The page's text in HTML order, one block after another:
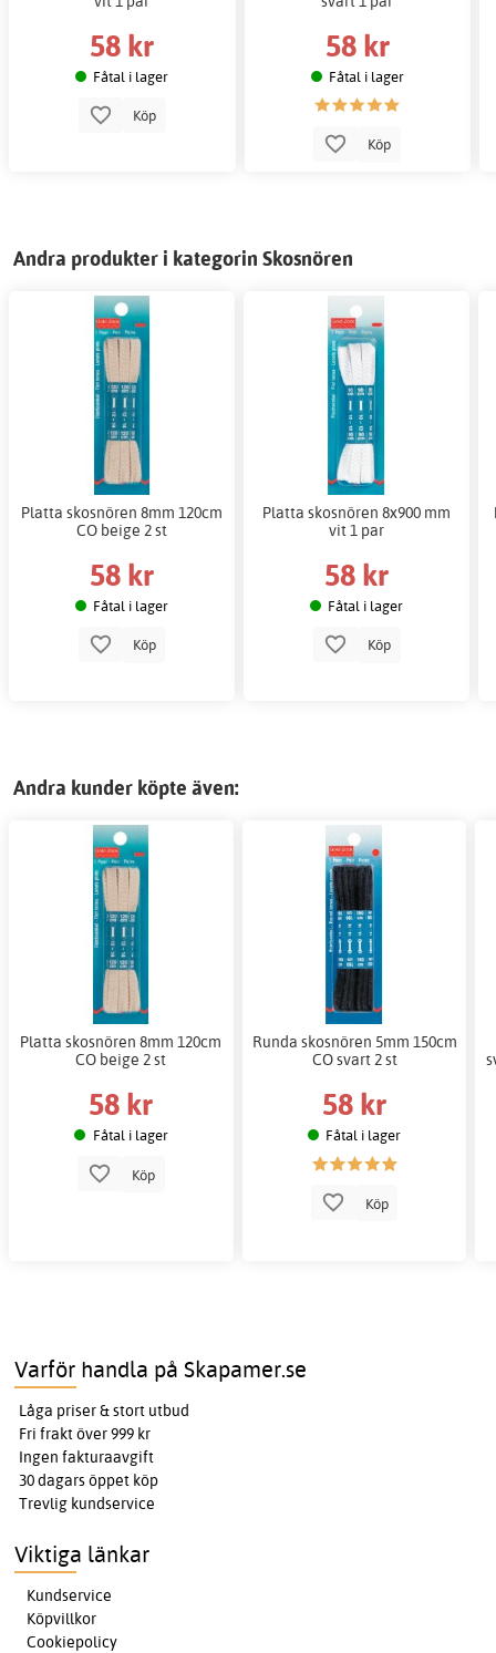
58 kr
Fåtal i lager
Köp
58 kr
Fåtal i lager
Köp
Andra produkter i kategorin Skosnören
Platta skosnören 8mm 120cm
CO beige 2 st
58 kr
Fåtal i lager
Köp
Platta skosnören 8x900 mm
vit 1 par
58 kr
Fåtal i lager
Köp
Andra kunder köpte även:
Platta skosnören 8mm 120cm
CO beige 2 st
58 kr
Fåtal i lager
Köp
Runda skosnören 5mm 150cm
CO svart 2 st
58 kr
Fåtal i lager
Köp
Varför handla på Skapamer.se
Låga priser & stort utbud
Fri frakt över 999 kr
Ingen fakturaavgift
30 dagars öppet köp
Trevlig kundservice
Viktiga länkar
Kundservice
Köpvillkor
Cookiepolicy